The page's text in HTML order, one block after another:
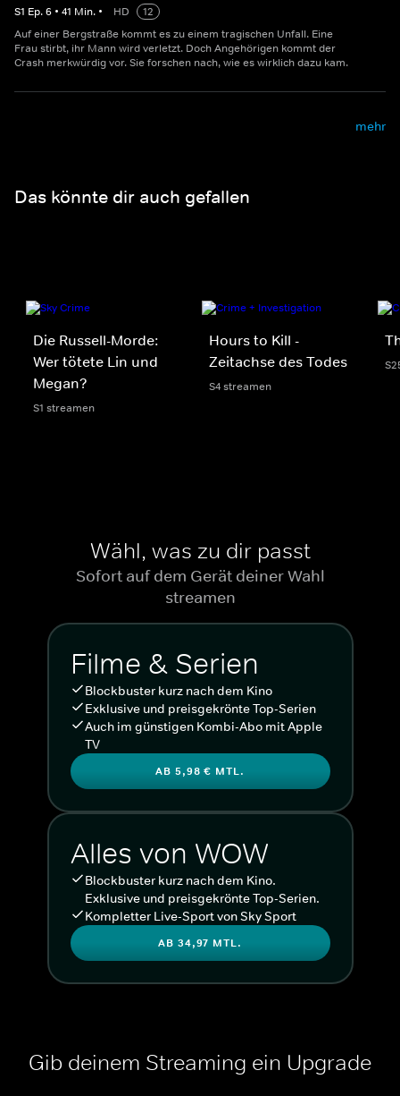
S1 Ep.6 • 41 Min. • HD
12
Auf einer Bergstraße kommt es zu einem tragischen Unfall. Eine
Frau stirbt, ihr Mann wird verletzt. Doch Angehörigen kommt der
Crash merkwürdig vor. Sie forschen nach, wie es wirklich dazu kam.
mehr
Das könnte dir auch gefallen
Die Russell-Morde:
Wer tötete Lin und
Megan?
S1 streamen
Hours to Kill -
Zeitachse des Todes
S4 streamen
Wähl, was zu dir passt
Sofort auf dem Gerät deiner Wahl
streamen
Filme & Serien
Blockbuster kurz nach dem Kino
Exklusive und preisgekrönte Top-Serien
Auch im günstigen Kombi-Abo mit Apple
TV
AB 5,98 € MTL.
Alles von WOW
Blockbuster kurz nach dem Kino.
Exklusive und preisgekrönte Top-Serien.
Kompletter Live-Sport von Sky Sport
AB 34,97 MTL.
Gib deinem Streaming ein Upgrade